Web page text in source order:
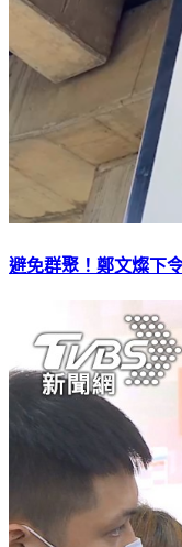
避免群聚！鄭文燦下